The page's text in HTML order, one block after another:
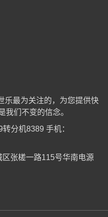
乐最为关注的，为您提供快
我们不变的信念。
分机8389 手机：
张槎一路115号华南电源